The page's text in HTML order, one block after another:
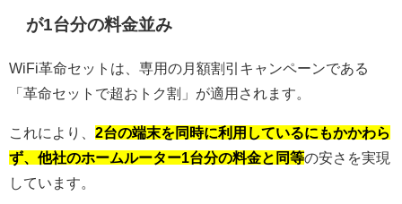
が1台分の料金並み
WiFi革命セットは、専用の月額割引キャンペーンである
「革命セットで超おトク割」が適用されます。
これにより、 2台の端末を同時に利用しているにもかかわら
ず、他社のホームルーター1台分の料金と同等の安さを実現
しています。